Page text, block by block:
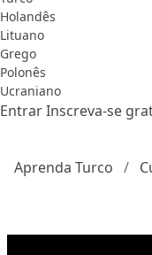
Holandês
Lituano
Grego
Polonês
Ucraniano
EntrarInscreva-se
Aprenda Turco